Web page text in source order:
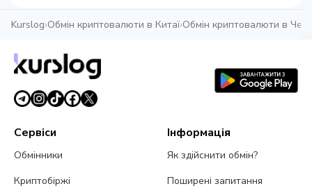
Kurslog›Обмін криптовалюти в Китаї›Обмін криптовалюти в
Сервіси
Обмінники
Криптобіржі
Інформація
Як здійснити обмін?
Поширені запитання